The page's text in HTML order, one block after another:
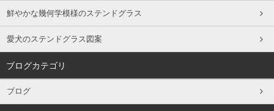
鮮やかな幾何学模様のステンドグラス
愛犬のステンドグラス図案
ブログカテゴリ
ブログ